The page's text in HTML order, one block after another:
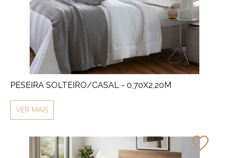
PESEIRA SOLTEIRO/CASAL - 0,70X2,20M
VER MAIS